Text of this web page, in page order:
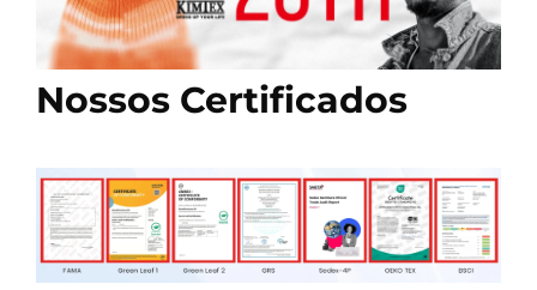
Nossos Certificados